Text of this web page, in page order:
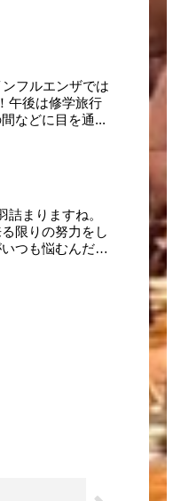
フルエンザでは
午後は修学旅行
などに目を通...
まりますね。
限りの努力をし
つも悩むんだ